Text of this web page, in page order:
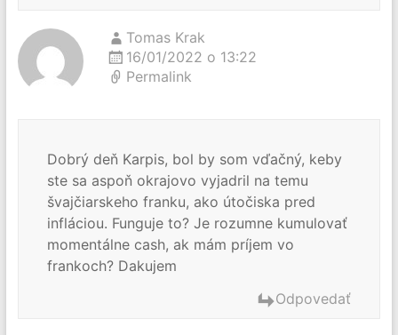
Tomas Krak
16/01/2022 o 13:22
Permalink
Dobrý deň Karpis, bol by som vďačný, keby
ste sa aspoň okrajovo vyjadril na temu
švajčiarskeho franku, ako útočiska pred
infláciou. Funguje to? Je rozumne kumulovať
momentálne cash, ak mám príjem vo
frankoch? Dakujem
Odpovedať